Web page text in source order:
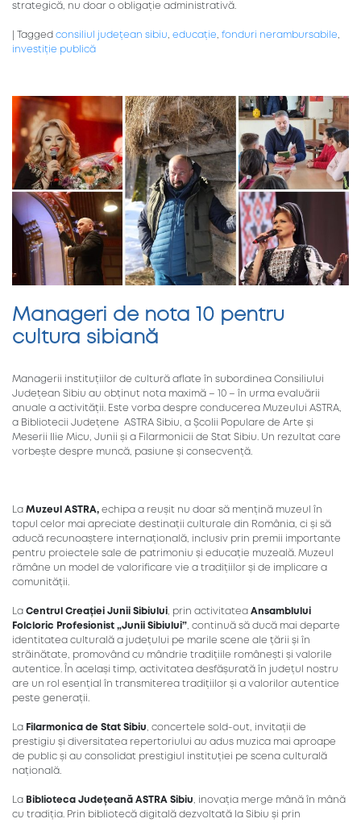
strategică, nu doar o obligație administrativă.
Tagged consiliul județean sibiu educație fonduri nerambursabile
investiție publică
Manageri de nota 10 pentru
cultura sibiană
Managerii instituțiilor de cultură aflate în subordinea Consiliului
Județean Sibiu au obținut nota maximă – 10 – în urma evaluării
anuale a activității. Este vorba despre conducerea Muzeului ASTRA,
a Bibliotecii Județene ASTRA Sibiu, a Școlii Populare de Arte și
Meserii Ilie Micu, Junii și a Filarmonicii de Stat Sibiu. Un rezultat care
vorbește despre muncă, pasiune și consecvență.
La Muzeul ASTRA, echipa a reușit nu doar să mențină muzeul în
topul celor mai apreciate destinații culturale din România, ci și să
aducă recunoaștere internațională, inclusiv prin premii importante
pentru proiectele sale de patrimoniu și educație muzeală. Muzeul
rămâne un model de valorificare vie a tradițiilor și de implicare a
comunității.
La Centrul Creației Junii Sibiului , prin activitatea Ansamblului
Folcloric Profesionist „Junii Sibiului” , continuă să ducă mai departe
identitatea culturală a județului pe marile scene ale țării și în
străinătate, promovând cu mândrie tradițiile românești și valorile
autentice. În același timp, activitatea desfășurată în județul nostru
are un rol esențial în transmiterea tradițiilor și a valorilor autentice
peste generații.
La Filarmonica de Stat Sibiu , concertele sold-out, invitații de
prestigiu și diversitatea repertoriului au adus muzica mai aproape
de public și au consolidat prestigiul instituției pe scena culturală
națională.
La Biblioteca Județeană ASTRA Sibiu , inovația merge mână în mână
cu tradiția. Prin bibliotecă digitală dezvoltată la Sibiu și prin